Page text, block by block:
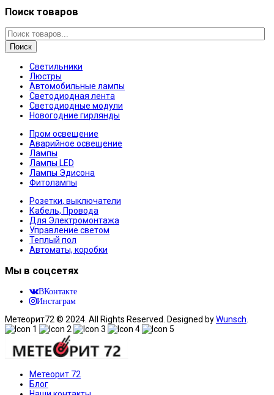
Поиск товаров
Поиск
Светильники
Люстры
Автомобильные лампы
Светодиодная лента
Светодиодные модули
Новогодние гирлянды
Пром освещение
Аварийное освещение
Лампы
Лампы LED
Лампы Эдисона
Фитолампы
Розетки, выключатели
Кабель, Провода
Для Электромонтажа
Управление светом
Теплый пол
Автоматы, коробки
Мы в соцсетях
ВКонтакте
Инстаграм
Метеорит72 © 2024. All Rights Reserved. Designed byWunsch
Метеорит 72
Блог